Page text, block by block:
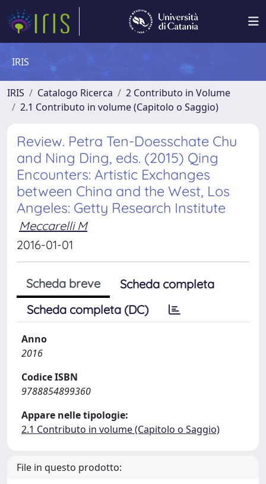
IRIS
IRIS Catalogo Ricerca
2 Contributo in Volume
2.1 Contributo in volume (Capitolo o Saggio)
Review. Petra Ten-Doesschate Chu
and Ning Ding, eds. (2015) Qing
Encounters: Artistic Exchanges
between China and the West, Los
Angeles: Getty Research Institute
Meccarelli M
2016-01-01
Scheda breve
Scheda completa
Scheda completa (DC)
Anno
2016
Codice ISBN
9788854899360
Appare nelle tipologie:
2.1 Contributo in volume (Capitolo o Saggio)
File in questo prodotto: